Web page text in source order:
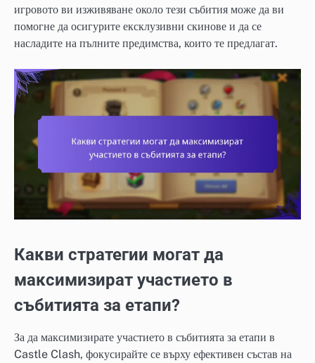
игровото ви изживяване около тези събития може да ви
помогне да осигурите ексклузивни скинове и да се
насладите на пълните предимства, които те предлагат.
Какви стратегии могат да
максимизират участието в
събитията за етапи?
За да максимизирате участието в събитията за етапи в
Castle Clash, фокусирайте се върху ефективен състав на